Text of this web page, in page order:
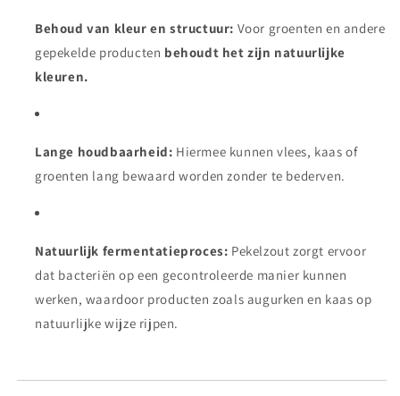
Behoud van kleur en structuur: Voor groenten en andere
gepekelde producten behoudt het zijn natuurlijke
kleuren.
Lange houdbaarheid: Hiermee kunnen vlees, kaas of
groenten lang bewaard worden zonder te bederven.
Natuurlijk fermentatieproces: Pekelzout zorgt ervoor
dat bacteriën op een gecontroleerde manier kunnen
werken, waardoor producten zoals augurken en kaas op
natuurlijke wijze rijpen.